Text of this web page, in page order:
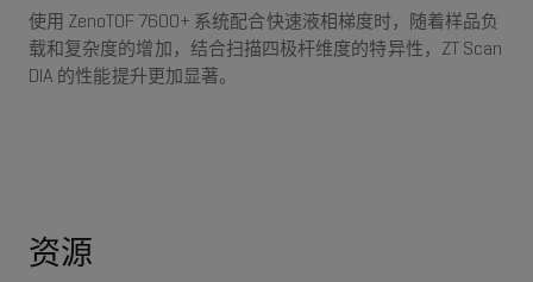
使用 ZenoTOF 7600+ 系统配合快速液相梯度时，随着样品负
载和复杂度的增加，结合扫描四极杆维度的特异性，ZT Scan
DIA 的性能提升更加显著。
资源